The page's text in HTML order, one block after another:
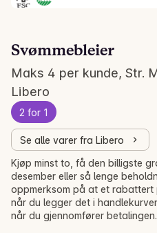
Svømmebleier
Maks 4 per kunde, Str.
Libero
2 for 1
Se alle varer fra Libero
Kjøp minst to, få den billigste
desember eller så lenge
oppmerksom på at et rabattert
når du legger det i
når du gjennomfører betalingen.